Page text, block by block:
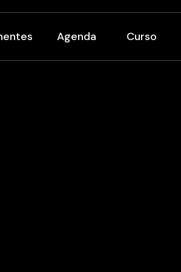
Agenda Curso